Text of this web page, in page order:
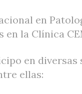
en
la Clínica
en
ellas: